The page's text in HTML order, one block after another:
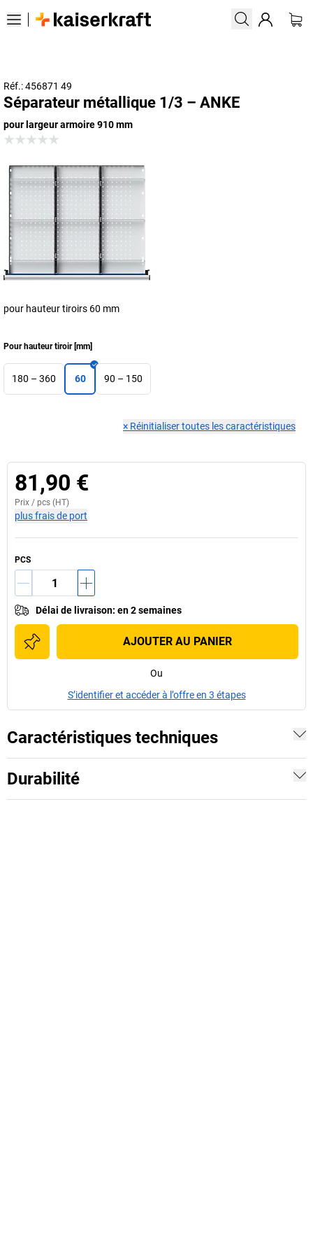
Réf.: 456871 49
Séparateur métallique 1/3 – ANKE
pour largeur armoire 910 mm
pour hauteur tiroirs 60 mm
Pour hauteur tiroir[mm]
180 – 360 60 90 – 150
× Réinitialiser toutes les caractéristiques
81,90 €
Prix / pcs (HT)
plus frais de port
PCS
Délai de livraison: en 2 semaines
AJOUTER AU PANIER
Ou
S’identifier et accéder à l’offre en 3 étapes
Caractéristiques techniques
Durabilité